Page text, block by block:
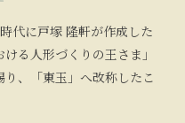
代に戸塚 隆軒が作成した
る人形づくりの王さま」
、「東玉」へ改称したこ